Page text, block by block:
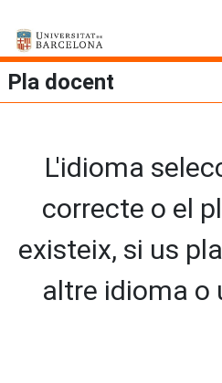
Pla docent
L'idioma
correcte o el
existeix, si us
altre idioma o